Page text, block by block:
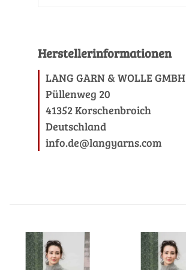
Herstellerinformationen
LANG GARN & WOLLE GMBH
Püllenweg 20
41352 Korschenbroich
Deutschland
info.de@langyarns.com